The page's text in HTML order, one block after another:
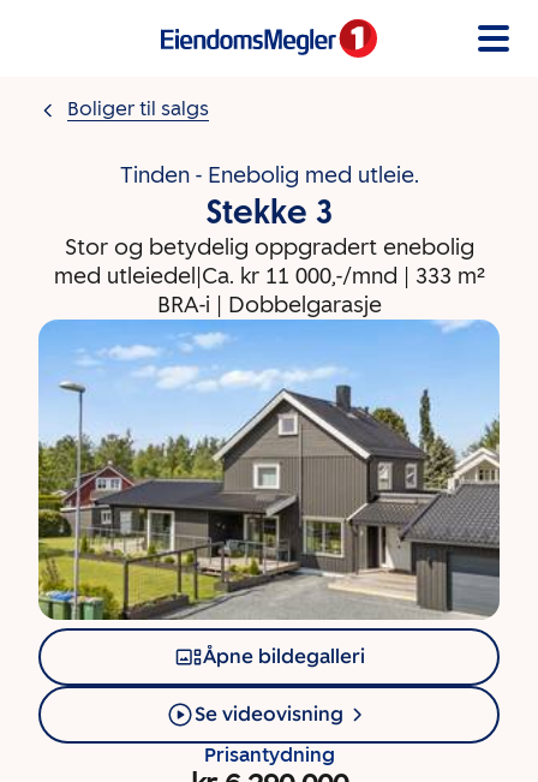
Boliger til salgs
Tinden - Enebolig med utleie.
Stekke 3
Stor og betydelig oppgradert enebolig
med utleiedel|Ca. kr 11 000,-/mnd | 333 m²
BRA-i | Dobbelgarasje
Åpne bildegalleri
Se videovisning
Prisantydning